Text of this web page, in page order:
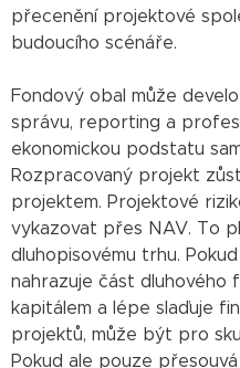
přecenění projektové
budoucího scénáře.
Fondový obal může
správu, reporting a
ekonomickou podstatu
Rozpracovaný projekt
projektem. Projektové
vykazovat přes NAV. To
dluhopisovému trhu.
nahrazuje část dluhového
kapitálem a lépe slaďuje
projektů, může být pro
Pokud ale pouze